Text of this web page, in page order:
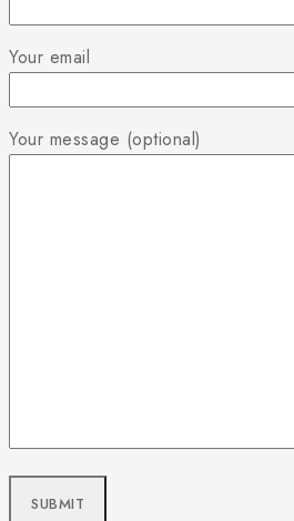
Your email
Your message (optional)